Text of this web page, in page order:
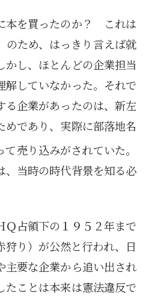
本を買ったのか？ これは
のため、はっきり言えば就
かし、ほとんどの企業担当
解していなかった。それで
る企業があったのは、新左
めであり、実際に部落地名
て売り込みがされていた。
、当時の時代背景を知る必
Ｑ占領下の１９５２年まで
狩り）が公然と行われ、日
主要な企業から追い出され
たことは本来は憲法違反で